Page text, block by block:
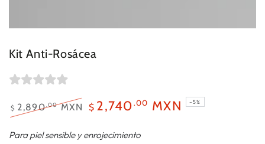
Kit Anti-Rosácea
Precio
regular
$ 2,890 .00MXN
de
$ 2,740.00 MXN –5%
Para piel sensible y enrojecimiento